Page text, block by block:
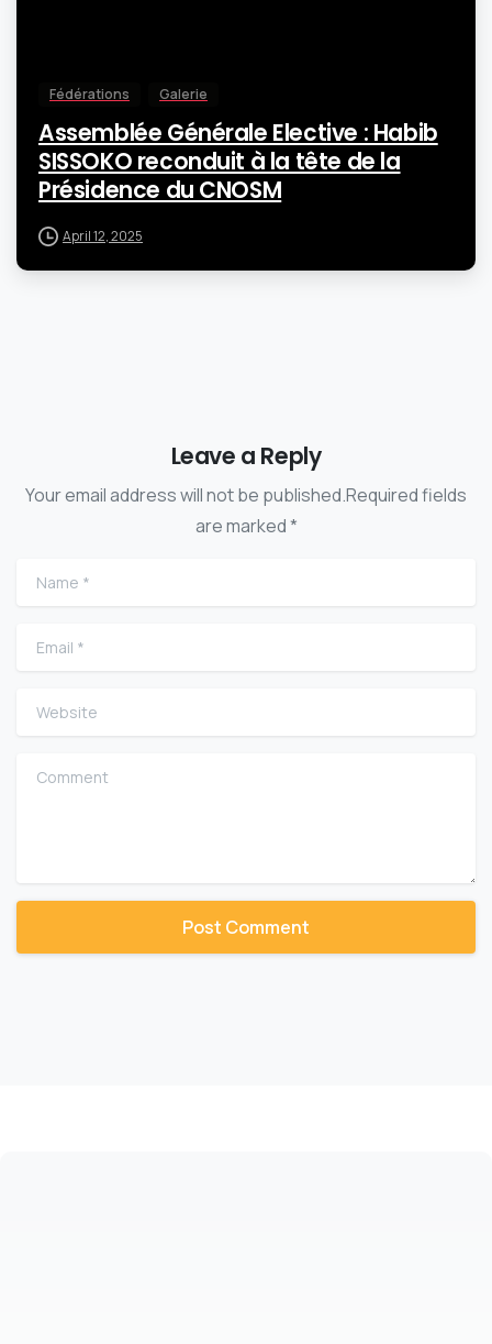
Fédérations Galerie
Assemblée Générale Elective : Habib
SISSOKO reconduit à la tête de la
Présidence du CNOSM
April 12, 2025
Leave a Reply
Your email address will not be published.Required fields
are marked *
Name
Email
Website
Comment